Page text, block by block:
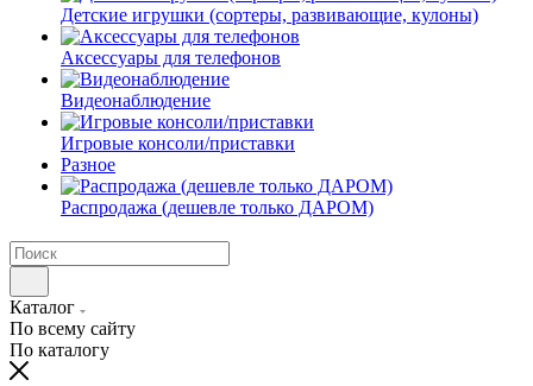
Детские игрушки (сортеры, развивающие, кулоны)
Аксессуары для телефонов
Видеонаблюдение
Игровые консоли/приставки
Разное
Распродажа (дешевле только ДАРОМ)
Каталог
По всему сайту
По каталогу